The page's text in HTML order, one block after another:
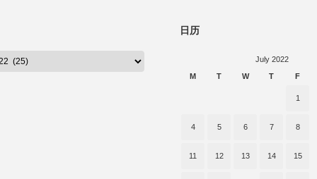
日历
July 2022
M
T W T F
1
4 5 6 7 8
11 12 13 14 15